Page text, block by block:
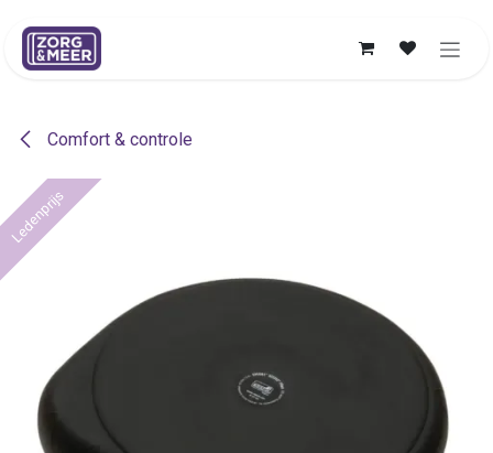
Comfort & controle
Ledenprijs